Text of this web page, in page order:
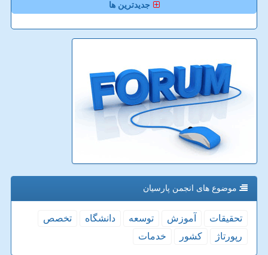
جدیدترین ها
موضوع های انجمن پارسیان
تحقیقات آموزش توسعه دانشگاه
تخصص
رپورتاژ
كشور خدمات